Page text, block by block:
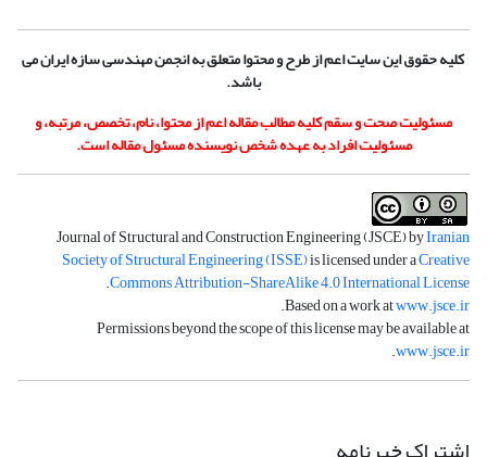
کلیه حقوق این سایت اعم از طرح و محتوا متعلق به انجمن مهندسی سازه ایران می
باشد.
مسئولیت صحت و سقم کلیه مطالب مقاله اعم از محتوا، نام، تخصص، مرتبه، و
مسئولیت افراد به عهده شخص نویسنده مسئول مقاله است.
Journal of Structural and Construction Engineering (JSCE) byIranian
Society of Structural Engineering (ISSE)is licensed under aCreative
Commons Attribution-ShareAlike 4.0 International License
.
Based on a work atwww.jsce.ir
.
Permissions beyond the scope of this license may be available at
www.jsce.ir
.